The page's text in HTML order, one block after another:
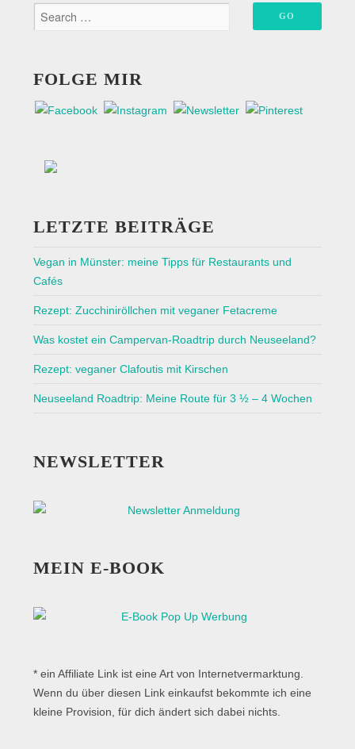
FOLGE MIR
LETZTE BEITRÄGE
Vegan in Münster: meine Tipps für Restaurants und
Cafés
Rezept: Zucchiniröllchen mit veganer Fetacreme
Was kostet ein Campervan-Roadtrip durch Neuseeland?
Rezept: veganer Clafoutis mit Kirschen
Neuseeland Roadtrip: Meine Route für 3 ½ – 4 Wochen
NEWSLETTER
MEIN E-BOOK
* ein Affiliate Link ist eine Art von Internetvermarktung.
Wenn du über diesen Link einkaufst bekommte ich eine
kleine Provision, für dich ändert sich dabei nichts.